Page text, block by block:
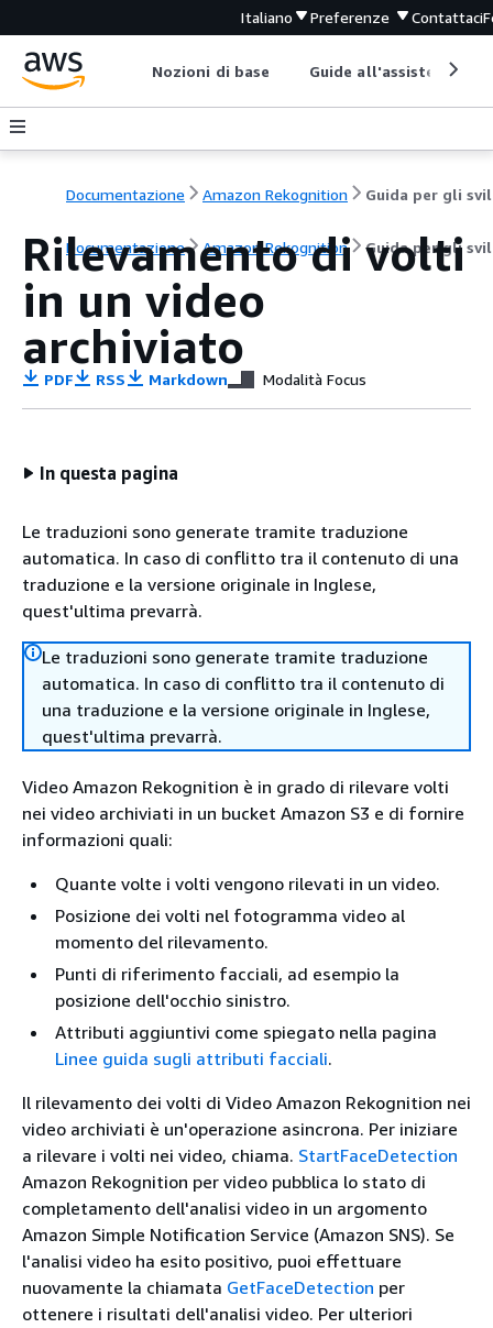
Italiano Preferenze Contattaci
Nozioni di base Guide all'assistenza
Documentazione Amazon Rekognition
Documentazione Amazon Rekognition Guida per gli
Rilevamento di volti
in un video
archiviato
PDF RSS Markdown Modalità Focus
In questa pagina
Le traduzioni sono generate tramite traduzione
automatica. In caso di conflitto tra il contenuto di una
traduzione e la versione originale in Inglese,
quest'ultima prevarrà.
Le traduzioni sono generate tramite traduzione
automatica. In caso di conflitto tra il contenuto di
una traduzione e la versione originale in Inglese,
quest'ultima prevarrà.
Video Amazon Rekognition è in grado di rilevare volti
nei video archiviati in un bucket Amazon S3 e di fornire
informazioni quali:
Quante volte i volti vengono rilevati in un video.
Posizione dei volti nel fotogramma video al
momento del rilevamento.
Punti di riferimento facciali, ad esempio la
posizione dell'occhio sinistro.
Attributi aggiuntivi come spiegato nella pagina
Linee guida sugli attributi facciali.
Il rilevamento dei volti di Video Amazon Rekognition nei
video archiviati è un'operazione asincrona. Per iniziare
a rilevare i volti nei video, chiama. StartFaceDetection
Amazon Rekognition per video pubblica lo stato di
completamento dell'analisi video in un argomento
Amazon Simple Notification Service (Amazon SNS). Se
l'analisi video ha esito positivo, puoi effettuare
nuovamente la chiamata GetFaceDetection per
ottenere i risultati dell'analisi video. Per ulteriori